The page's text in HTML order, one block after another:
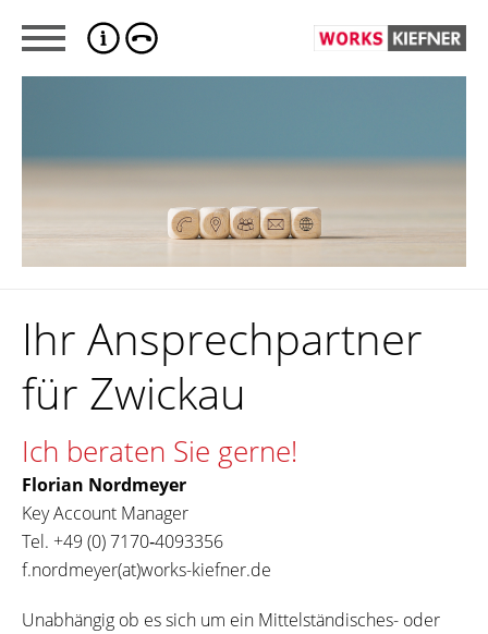
Ihr Ansprechpartner
für Zwickau
Ich beraten Sie gerne!
Florian Nordmeyer
Key Account Manager
Tel. +49 (0) 7170‐4093356
f.nordmeyer(at)works-kiefner.de
Unabhängig ob es sich um ein Mittelständisches- oder